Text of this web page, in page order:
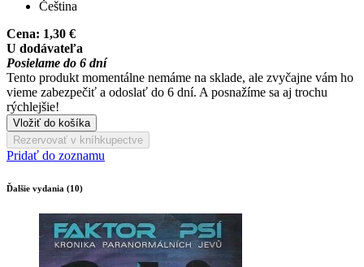
Čeština
Cena: 1,30 €
U dodávateľa
Posielame do 6 dní
Tento produkt momentálne nemáme na sklade, ale zvyčajne vám ho
vieme zabezpečiť a odoslať do 6 dní. A posnažíme sa aj trochu
rýchlejšie!
Vložiť do košíka
Rezervovať v kníhkupectve
Pridať do zoznamu
Ďalšie vydania (10)